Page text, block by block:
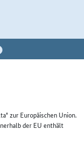
zur Europäischen Union.
der EU enthält